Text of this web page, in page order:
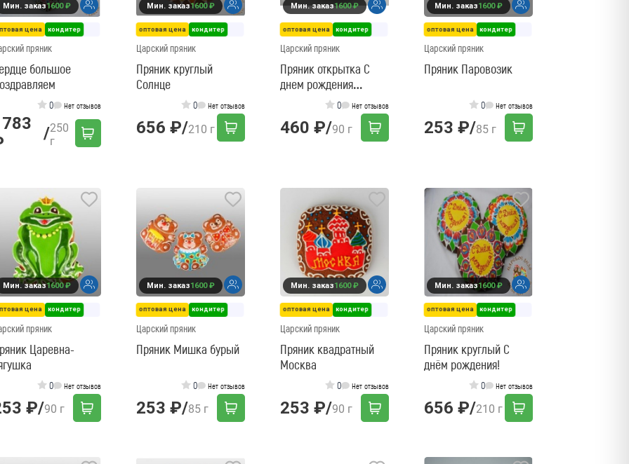
Мин. заказ1600 ₽
цена кондитер
пряник
большое
0 Нет отзывов
/250
г
Мин. заказ1600 ₽
оптовая цена кондитер
Царский пряник
Пряник круглый
Солнце
0 Нет отзывов
656 ₽/210 г
Мин. заказ1600 ₽
оптовая цена кондитер
Царский пряник
Пряник открытка С
днем рождения
0 Нет отзывов
460 ₽/90 г
Мин. заказ1600 ₽
оптовая цена кондитер
Царский пряник
Пряник Паровозик
0 Нет отзывов
253 ₽/85 г
Мин. заказ1600 ₽
цена кондитер
пряник
Царевна-
0 Нет отзывов
₽/90 г
Мин. заказ1600 ₽
оптовая цена кондитер
Царский пряник
Пряник Мишка бурый
0 Нет отзывов
253 ₽/85 г
Мин. заказ1600 ₽
оптовая цена кондитер
Царский пряник
Пряник квадратный
Москва
0 Нет отзывов
253 ₽/90 г
Мин. заказ1600 ₽
оптовая цена кондитер
Царский пряник
Пряник круглый С
днём рождения!
0 Нет отзывов
656 ₽/210 г